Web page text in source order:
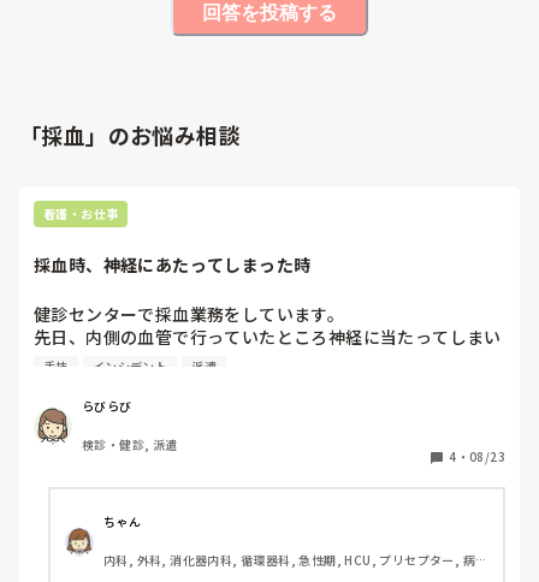
回答を投稿する
「採血」のお悩み相談
看護・お仕事
採血時、神経にあたってしまった時
健診センターで採血業務をしています。
先日、内側の血管で行っていたところ神経に当たってしまい
強く痛みを訴えられました。
その時に患者さんにどう声をかけるのがいいのか分からずあ
たふたしてしまいました。
ますか？
手技 インシデント 派遣
らびらび
検診・健診, 派遣
4 ・ 08/23
ちゃん
内科, 外科, 消化器内科, 循環器科, 急性期, HCU, プリセプター, 病